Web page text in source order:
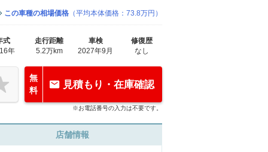
この車種の相場価格 （平均本体価格：73.8万円）
式
年
走行距離
5.2万km
車検
2027年9月
修復歴
なし
無
料
見積もり・在庫確認
※お電話番号の入力は不要です。
店舗情報